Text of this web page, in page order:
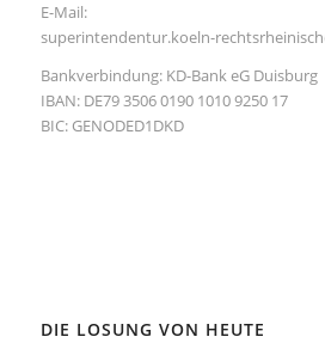
E-Mail:
superintendentur.koeln-
Bankverbindung: KD-Bank eG Duisburg
IBAN: DE79 3506 0190 1010 9250 17
BIC: GENODED1DKD
DIE LOSUNG VON HEUTE